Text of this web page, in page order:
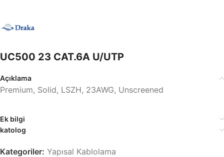
UC500 23 CAT.6A U/UTP
Açıklama
Premium, Solid, LSZH, 23AWG, Unscreened
Ek bilgi
katolog
Kategoriler: Yapısal Kablolama